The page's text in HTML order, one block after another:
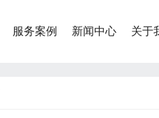
服务案例 新闻中心 关于